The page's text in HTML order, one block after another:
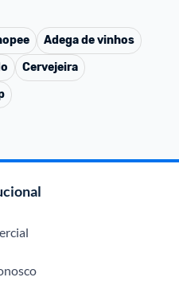
Adega de vinhos
Cervejeira